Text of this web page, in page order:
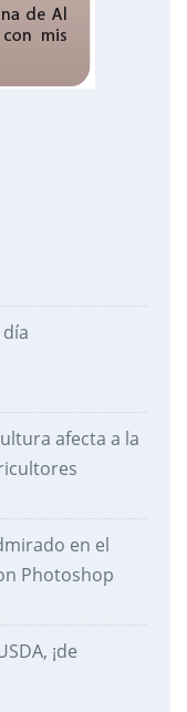
afecta a la
en el
Photoshop
¡de